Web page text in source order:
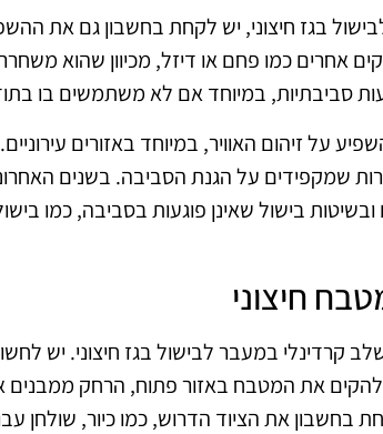
בגז חיצוני, יש לקחת בחשבון גם את
אחרים כמו פחם או דיזל, מכיוון שהוא
סביבתיות, במיוחד אם לא משתמשים בו
על זיהום האוויר, במיוחד באזורים
שמקפידים על הגנת הסביבה. בשנים
בישול שאינן פוגעות בסביבה, כמו
חיצוני
שלב קרדינלי במעבר לבישול בגז חיצוני. יש
להקים את המטבח באזור פתוח, הרחק
בחשבון את הציוד הדרוש, כמו כיור, שולחן